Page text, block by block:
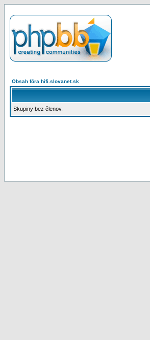
Obsah fóra hifi.slovanet.sk
Skupiny bez členov.